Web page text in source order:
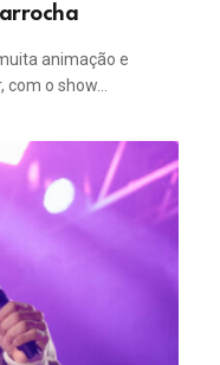
animação e
o show…